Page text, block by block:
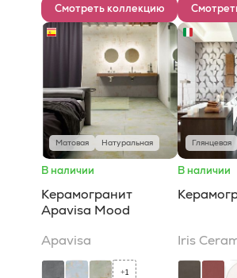
Смотреть коллекцию
Матовая Натуральная
В наличии
Керамогранит
Apavisa Mood
Apavisa
+1
Глянцевая
В наличии
Iris